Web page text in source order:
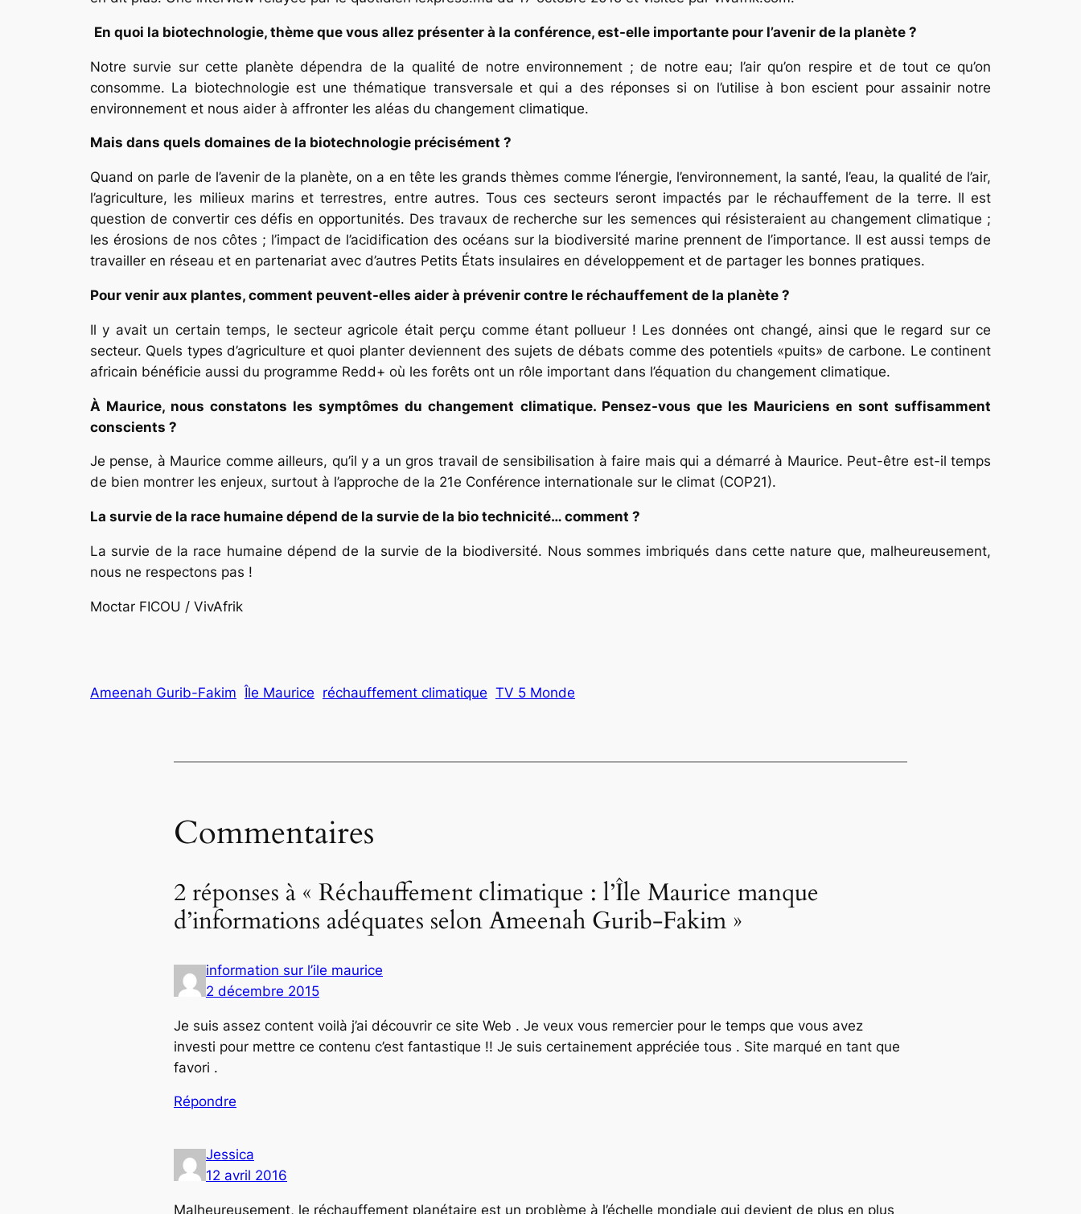
En quoi la biotechnologie, thème que vous allez présenter à la conférence, est-elle importante pour l’avenir de la planète ?
Notre survie sur cette planète dépendra de la qualité de notre environnement ; de notre eau; l’air qu’on respire et de tout ce qu’on
consomme. La biotechnologie est une thématique transversale et qui a des réponses si on l’utilise à bon escient pour assainir notre
environnement et nous aider à affronter les aléas du changement climatique.
Mais dans quels domaines de la biotechnologie précisément ?
Quand on parle de l’avenir de la planète, on a en tête les grands thèmes comme l’énergie, l’environnement, la santé, l’eau, la qualité de l’air,
l’agriculture, les milieux marins et terrestres, entre autres. Tous ces secteurs seront impactés par le réchauffement de la terre. Il est
question de convertir ces défis en opportunités. Des travaux de recherche sur les semences qui résisteraient au changement climatique ;
les érosions de nos côtes ; l’impact de l’acidification des océans sur la biodiversité marine prennent de l’importance. Il est aussi temps de
travailler en réseau et en partenariat avec d’autres Petits États insulaires en développement et de partager les bonnes pratiques.
Pour venir aux plantes, comment peuvent-elles aider à prévenir contre le réchauffement de la planète ?
Il y avait un certain temps, le secteur agricole était perçu comme étant pollueur ! Les données ont changé, ainsi que le regard sur ce
secteur. Quels types d’agriculture et quoi planter deviennent des sujets de débats comme des potentiels «puits» de carbone. Le continent
africain bénéficie aussi du programme Redd+ où les forêts ont un rôle important dans l’équation du changement climatique.
À Maurice, nous constatons les symptômes du changement climatique. Pensez-vous que les Mauriciens en sont suffisamment
conscients ?
Je pense, à Maurice comme ailleurs, qu’il y a un gros travail de sensibilisation à faire mais qui a démarré à Maurice. Peut-être est-il temps
de bien montrer les enjeux, surtout à l’approche de la 21e Conférence internationale sur le climat (COP21).
La survie de la race humaine dépend de la survie de la bio technicité… comment ?
La survie de la race humaine dépend de la survie de la biodiversité. Nous sommes imbriqués dans cette nature que, malheureusement,
nous ne respectons pas !
Moctar FICOU / VivAfrik
Ameenah Gurib-Fakim Île Maurice réchauffement climatique TV 5 Monde
Commentaires
2 réponses à « Réchauffement climatique : l’Île Maurice manque
d’informations adéquates selon Ameenah Gurib-Fakim »
information sur l’ile maurice
2 décembre 2015
Je suis assez content voilà j’ai découvrir ce site Web . Je veux vous remercier pour le temps que vous avez
investi pour mettre ce contenu c’est fantastique !! Je suis certainement appréciée tous . Site marqué en tant que
favori .
Répondre
Jessica
12 avril 2016
Malheureusement, le réchauffement planétaire est un problème à l’échelle mondiale qui devient de plus en plus